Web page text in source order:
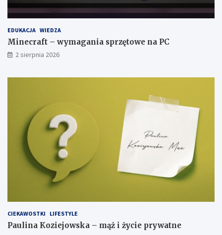
EDUKACJA WIEDZA
Minecraft – wymagania sprzętowe na PC
2 sierpnia 2026
CIEKAWOSTKI LIFESTYLE
Paulina Koziejowska – mąż i życie prywatne